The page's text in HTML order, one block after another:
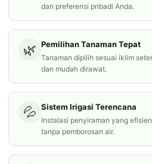
dan preferensi pribadi Anda.
🌿 Pemilihan Tanaman Tepat
Tanaman dipilih sesuai iklim
dan mudah dirawat.
💦 Sistem Irigasi Terencana
Instalasi penyiraman yang
tanpa pemborosan air.